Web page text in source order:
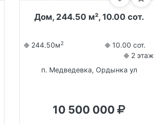
Дом, 244.50 м², 10.00 сот.
244.50м2
10.00 сот.
2 этаж
п. Медведевка, Ордынка ул
10 500 000